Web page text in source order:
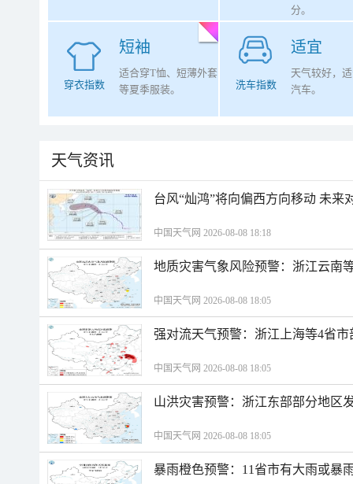
分。
短袖
穿衣指数
适合穿T恤、短薄外套
等夏季服装。
适宜
洗车指数
天气较好，
汽车。
天气资讯
台风“灿鸿”将向偏西方向移动 未来
中国天气网 2026-08-08 18:18
地质灾害气象风险预警：浙江云南
中国天气网 2026-08-08 18:05
强对流天气预警：浙江上海等4省
中国天气网 2026-08-08 18:05
山洪灾害预警：浙江东部部分地区
中国天气网 2026-08-08 18:05
暴雨橙色预警：11省市有大雨或暴